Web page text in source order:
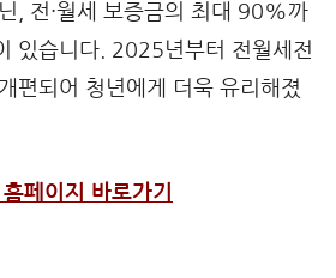
, 전·월세 보증금의 최대 90%까
있습니다. 2025년부터 전월세전
편되어 청년에게 더욱 유리해졌
페이지 바로가기